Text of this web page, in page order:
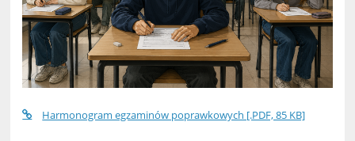
Harmonogram egzaminów poprawkowych [.PDF, 85 KB]